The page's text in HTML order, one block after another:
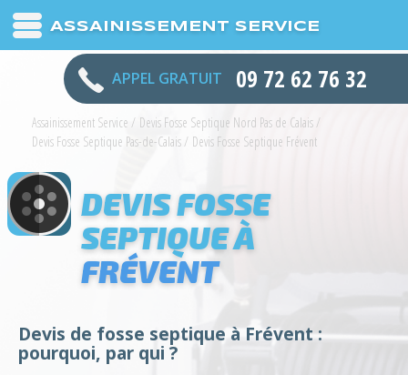
ASSAINISSEMENT SERVICE
APPEL GRATUIT 09 72 62 76 32
Assainissement Service / Devis Fosse Septique Nord Pas de Calais/
Devis Fosse Septique Pas-de-Calais/ Devis Fosse Septique Frévent
DEVIS FOSSE
SEPTIQUE À
FRÉVENT
Devis de fosse septique à Frévent :
pourquoi, par qui ?